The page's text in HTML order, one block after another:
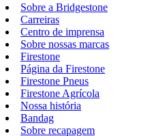
Sobre a Bridgestone
Carreiras
Centro de imprensa
Sobre nossas marcas
Firestone
Página da Firestone
Firestone Pneus
Firestone Agrícola
Nossa história
Bandag
Sobre recapagem